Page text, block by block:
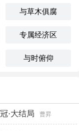
与草木俱腐
专属经济区
与时俯仰
·大结局 曹昇